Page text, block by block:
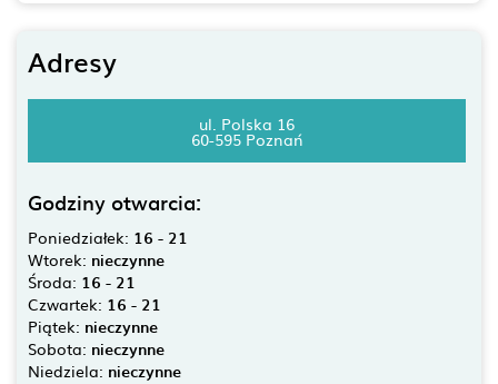
Adresy
ul. Polska 16
60-595 Poznań
Godziny otwarcia:
Poniedziałek: 16 - 21
Wtorek: nieczynne
Środa: 16 - 21
Czwartek: 16 - 21
Piątek: nieczynne
Sobota: nieczynne
Niedziela: nieczynne